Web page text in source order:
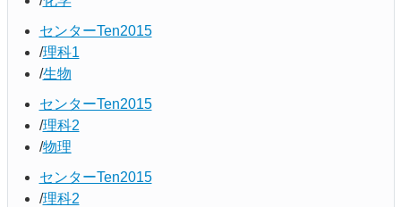
センターTen2015
理科1
生物
センターTen2015
理科2
物理
センターTen2015
理科2